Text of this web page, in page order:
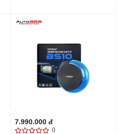
ANDROID BOX BS10 (6GB -
9.490.000 đ
7.990.000 đ
0